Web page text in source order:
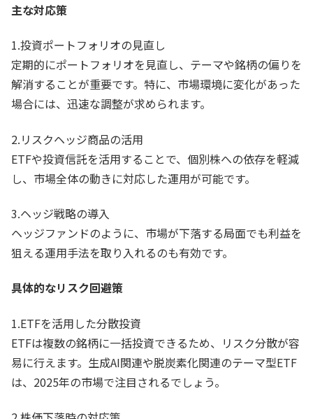
主な対応策
1.投資ポートフォリオの見直し
定期的にポートフォリオを見直し、テーマや銘柄の偏りを
解消することが重要です。特に、市場環境に変化があった
場合には、迅速な調整が求められます。
2.リスクヘッジ商品の活用
ETFや投資信託を活用することで、個別株への依存を軽減
し、市場全体の動きに対応した運用が可能です。
3.ヘッジ戦略の導入
ヘッジファンドのように、市場が下落する局面でも利益を
狙える運用手法を取り入れるのも有効です。
具体的なリスク回避策
1.ETFを活用した分散投資
ETFは複数の銘柄に一括投資できるため、リスク分散が容
易に行えます。生成AI関連や脱炭素化関連のテーマ型ETF
は、2025年の市場で注目されるでしょう。